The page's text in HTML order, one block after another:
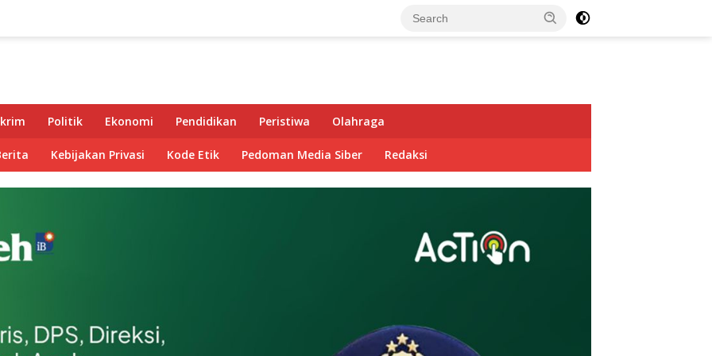
Politik Ekonomi Pendidikan Peristiwa Olahraga
Kebijakan Privasi Kode Etik Pedoman Media Siber Redaksi